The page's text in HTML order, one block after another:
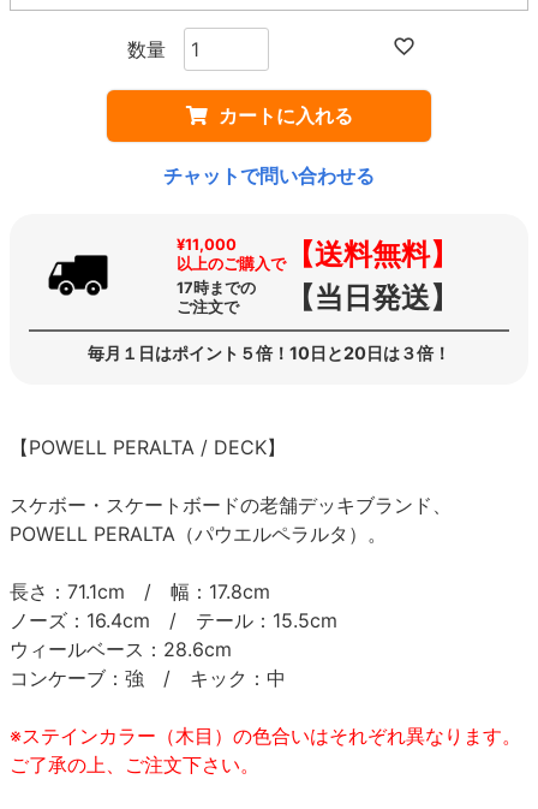
須
カートに入れる
チャットで問い合わせる
¥11,000
以上のご購入で【送料無料】
17時までの
ご注文で
【当日発送】
毎月１日はポイント５倍！10日と20日は３倍！
【POWELL PERALTA / DECK】
スケボー・スケートボードの老舗デッキブランド、
POWELL PERALTA（パウエルペラルタ）。
長さ：71.1cm / 幅：17.8cm
ノーズ：16.4cm / テール：15.5cm
ウィールベース：28.6cm
コンケーブ：強 / キック：中
※ステインカラー（木目）の色合いはそれぞれ異なります。
ご了承の上、ご注文下さい。